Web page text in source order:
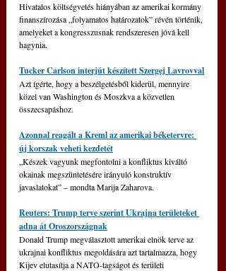
Hivatalos költségvetés hiányában az amerikai kormány
finanszírozása „folyamatos határozatok” révén történik,
amelyeket a kongresszusnak rendszeresen jóvá kell
hagynia.
Tucker Carlson interjút készített Szergej Lavrovval
Azt ígérte, hogy a beszélgetésből kiderül, mennyire
közel van Washington és Moszkva a közvetlen
összecsapáshoz.
Azonnal reagált a Kreml az amerikai béketervre:
új korszak veheti kezdetét
„Készek vagyunk megfontolni a konfliktus kiváltó
okainak megszüntetésére irányuló konstruktív
javaslatokat” – mondta Marija Zaharova.
Reuters: Trump terve szerint Ukrajna területeket
adna át Oroszországnak
Donald Trump megválasztott amerikai elnök terve az
ukrajnai konfliktus megoldására azt tartalmazza, hogy
Kijev elutasítja a NATO-tagságot és területi